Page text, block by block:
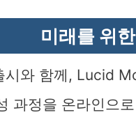
미래를 위
와 함께, Lucid
과정을 온라인으